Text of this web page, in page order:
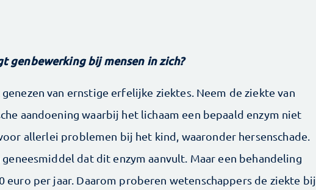
genbewerking bij mensen in zich?
van ernstige erfelijke ziektes. Neem de ziekte van
aandoening waarbij het lichaam een bepaald enzym niet
allerlei problemen bij het kind, waaronder hersenschade.
geneesmiddel dat dit enzym aanvult. Maar een behandeling
euro per jaar. Daarom proberen wetenschappers de ziekte bij